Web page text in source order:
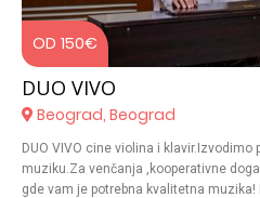
OD 150€
DUO VIVO
Beograd, Beograd
DUO VIVO cine violina i
muziku.Za venčanja ,kooperativne
gde vam je potrebna kvalitetna